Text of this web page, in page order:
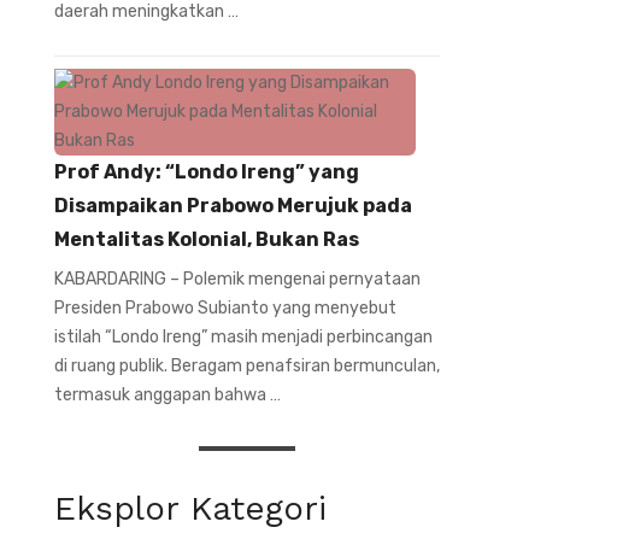
daerah meningkatkan …
Prof Andy: “Londo Ireng” yang
Disampaikan Prabowo Merujuk pada
Mentalitas Kolonial, Bukan Ras
KABARDARING – Polemik mengenai pernyataan
Presiden Prabowo Subianto yang menyebut
istilah “Londo Ireng” masih menjadi perbincangan
di ruang publik. Beragam penafsiran bermunculan,
termasuk anggapan bahwa …
Eksplor Kategori